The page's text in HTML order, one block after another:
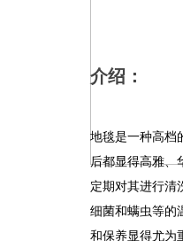
介绍：
地毯是一种高档
后都显得高雅、
定期对其进行清
细菌和螨虫等的
和保养显得尤为